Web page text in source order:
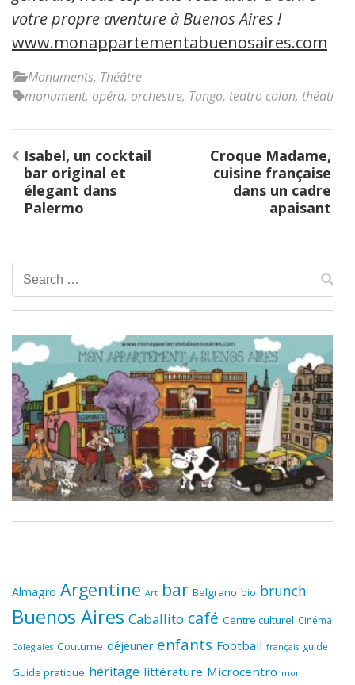
votre propre aventure à Buenos Aires !
www.monappartementabuenosaires.com
Monuments, Théâtre
monument, opéra, orchestre, Tango, teatro colon, théatre
Post
navigation
Isabel, un cocktail
bar original et
élegant dans
Palermo
Croque Madame,
cuisine française
dans un cadre
apaisant
Search
for:
Almagro Argentine Art bar Belgrano bio brunch
Buenos Aires Caballito café Centre culturel Cinéma
Colegiales Coutume déjeuner enfants Football français guide
Guide pratique héritage littérature Microcentro mon